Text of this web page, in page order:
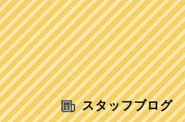
スタッフブログ